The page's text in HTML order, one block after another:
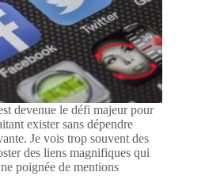
devenue le défi majeur pour
exister sans dépendre
Je vois trop souvent des
des liens magnifiques qui
poignée de mentions